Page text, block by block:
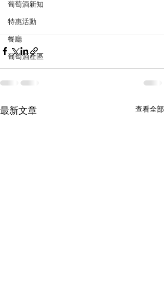
葡萄酒新知
特惠活動
餐廳
葡萄酒產區
最新文章 查看全部